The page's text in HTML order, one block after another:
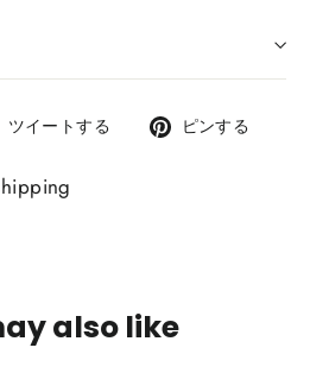
ツイートする
Twitter
る
ピンする
also like